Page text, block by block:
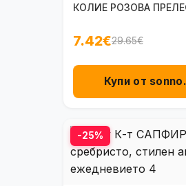
КОЛИЕ РОЗОВА
7.42€29.65€
Купи от
-25%